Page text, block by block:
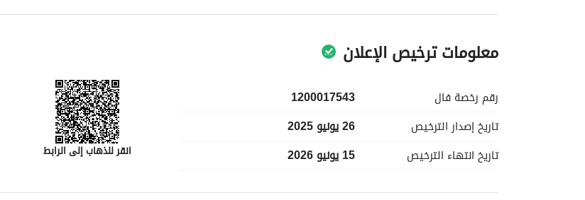
معلومات ترخيص الإعلان
رقم رخصة فال
1200017543
تاريخ إصدار الترخيص
26 يونيو 2025
تاريخ انتهاء الترخيص 15 يونيو 2026 انقر للذهاب إلى الرابط